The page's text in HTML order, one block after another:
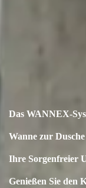
Das WANNEX-
Wanne zur
Ihre Sorgenfreier
Genießen Sie den